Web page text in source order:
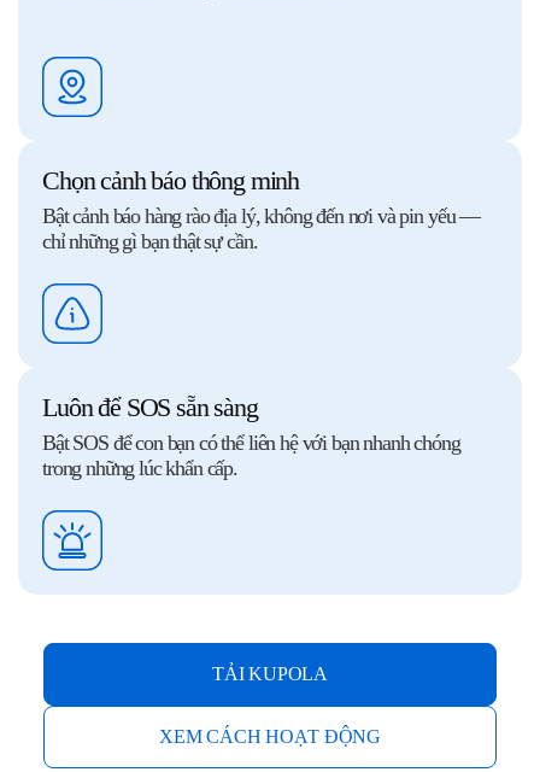
Chọn cảnh báo thông minh
Bật cảnh báo hàng rào địa lý, không đến nơi và pin yếu —
chỉ những gì bạn thật sự cần.
Luôn để SOS sẵn sàng
Bật SOS để con bạn có thể liên hệ với bạn nhanh chóng
trong những lúc khẩn cấp.
TẢI KUPOLA
XEM CÁCH HOẠT ĐỘNG